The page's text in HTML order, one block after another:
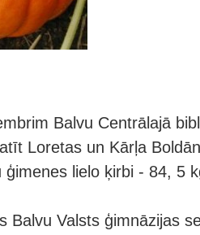
Balvu Centrālajā
Loretas un Kārļa
ģimenes lielo ķirbi - 84, 5
Balvu Valsts ģimnāzijas